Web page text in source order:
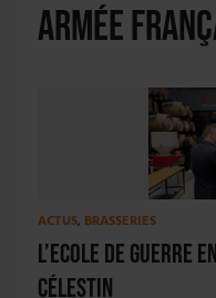
Armée
ACTUS, BRASSERIES
L’Ecole de Guerre
Célestin